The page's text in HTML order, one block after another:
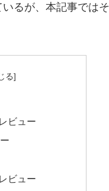
るが、本記事では
ビュー
ビュー